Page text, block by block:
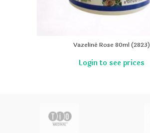
Vazelinë Rose 80ml (2823)